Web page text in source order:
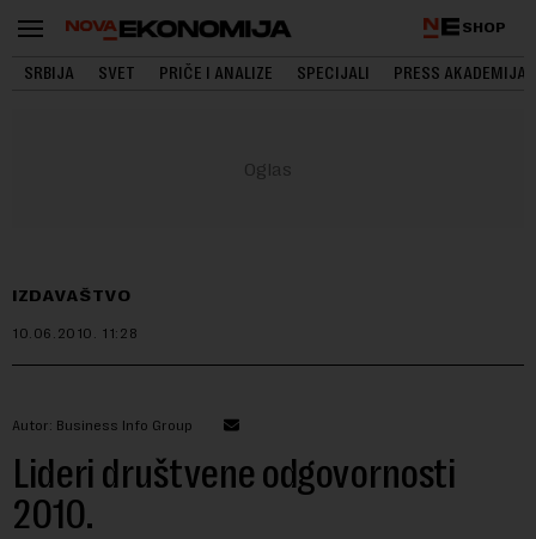
SHOP
SRBIJA SVET PRIČE I ANALIZE SPECIJALI PRESS AKADEMIJA
IZDAVAŠTVO
10.06.2010. 11:28
Autor: Business Info Group
Lideri društvene odgovornosti
2010.